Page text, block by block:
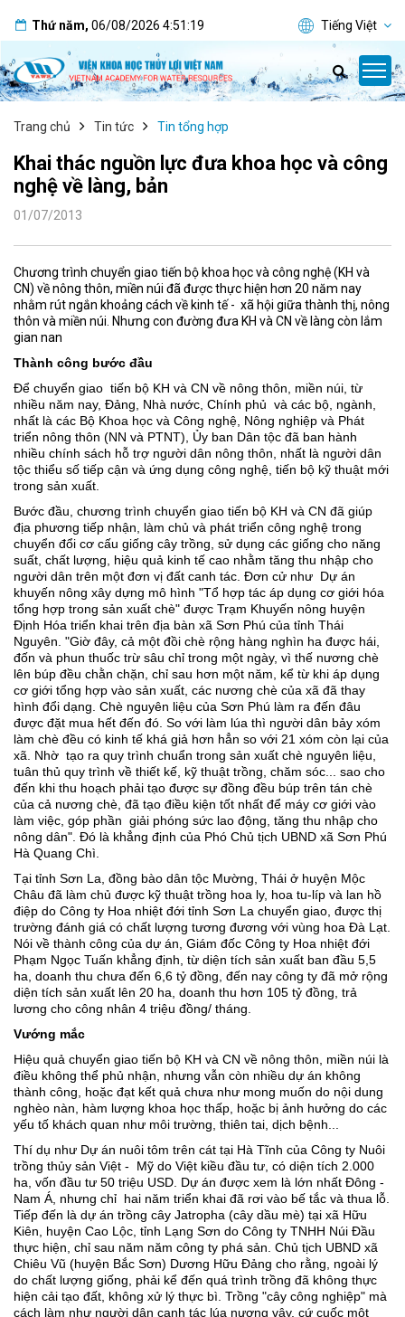
Thứ năm, 06/08/2026 4:51:19 Tiếng Việt
Trang chủ Tin tức Tin tổng hợp
Khai thác nguồn lực đưa khoa học và công
nghệ về làng, bản
01/07/2013
Chương trình chuyển giao tiến bộ khoa học và công nghệ (KH và
CN) về nông thôn, miền núi đã được thực hiện hơn 20 năm nay
nhằm rút ngắn khoảng cách về kinh tế - xã hội giữa thành thị, nông
thôn và miền núi. Nhưng con đường đưa KH và CN về làng còn lắm
gian nan
Thành công bước đầu
Ðể chuyển giao tiến bộ KH và CN về nông thôn, miền núi, từ
nhiều năm nay, Ðảng, Nhà nước, Chính phủ và các bộ, ngành,
nhất là các Bộ Khoa học và Công nghệ, Nông nghiệp và Phát
triển nông thôn (NN và PTNT), Ủy ban Dân tộc đã ban hành
nhiều chính sách hỗ trợ người dân nông thôn, nhất là người dân
tộc thiểu số tiếp cận và ứng dụng công nghệ, tiến bộ kỹ thuật mới
trong sản xuất.
Bước đầu, chương trình chuyển giao tiến bộ KH và CN đã giúp
địa phương tiếp nhận, làm chủ và phát triển công nghệ trong
chuyển đổi cơ cấu giống cây trồng, sử dụng các giống cho năng
suất, chất lượng, hiệu quả kinh tế cao nhằm tăng thu nhập cho
người dân trên một đơn vị đất canh tác. Ðơn cử như Dự án
khuyến nông xây dựng mô hình "Tổ hợp tác áp dụng cơ giới hóa
tổng hợp trong sản xuất chè" được Trạm Khuyến nông huyện
Ðịnh Hóa triển khai trên địa bàn xã Sơn Phú của tỉnh Thái
Nguyên. "Giờ đây, cả một đồi chè rộng hàng nghìn ha được hái,
đốn và phun thuốc trừ sâu chỉ trong một ngày, vì thế nương chè
lên búp đều chằn chặn, chỉ sau hơn một năm, kể từ khi áp dụng
cơ giới tổng hợp vào sản xuất, các nương chè của xã đã thay
hình đổi dạng. Chè nguyên liệu của Sơn Phú làm ra đến đâu
được đặt mua hết đến đó. So với làm lúa thì người dân bảy xóm
làm chè đều có kinh tế khá giả hơn hẳn so với 21 xóm còn lại của
xã. Nhờ tạo ra quy trình chuẩn trong sản xuất chè nguyên liệu,
tuân thủ quy trình về thiết kế, kỹ thuật trồng, chăm sóc... sao cho
đến khi thu hoạch phải tạo được sự đồng đều búp trên tán chè
của cả nương chè, đã tạo điều kiện tốt nhất để máy cơ giới vào
làm việc, góp phần giải phóng sức lao động, tăng thu nhập cho
nông dân". Ðó là khẳng định của Phó Chủ tịch UBND xã Sơn Phú
Hà Quang Chì.
Tại tỉnh Sơn La, đồng bào dân tộc Mường, Thái ở huyện Mộc
Châu đã làm chủ được kỹ thuật trồng hoa ly, hoa tu-líp và lan hồ
điệp do Công ty Hoa nhiệt đới tỉnh Sơn La chuyển giao, được thị
trường đánh giá có chất lượng tương đương với vùng hoa Ðà Lạt.
Nói về thành công của dự án, Giám đốc Công ty Hoa nhiệt đới
Phạm Ngọc Tuấn khẳng định, từ diện tích sản xuất ban đầu 5,5
ha, doanh thu chưa đến 6,6 tỷ đồng, đến nay công ty đã mở rộng
diện tích sản xuất lên 20 ha, doanh thu hơn 105 tỷ đồng, trả
lương cho công nhân 4 triệu đồng/ tháng.
Vướng mắc
Hiệu quả chuyển giao tiến bộ KH và CN về nông thôn, miền núi là
điều không thể phủ nhận, nhưng vẫn còn nhiều dự án không
thành công, hoặc đạt kết quả chưa như mong muốn do nội dung
nghèo nàn, hàm lượng khoa học thấp, hoặc bị ảnh hưởng do các
yếu tố khách quan như môi trường, thiên tai, dịch bệnh...
Thí dụ như Dự án nuôi tôm trên cát tại Hà Tĩnh của Công ty Nuôi
trồng thủy sản Việt - Mỹ do Việt kiều đầu tư, có diện tích 2.000
ha, vốn đầu tư 50 triệu USD. Dự án được xem là lớn nhất Ðông -
Nam Á, nhưng chỉ hai năm triển khai đã rơi vào bế tắc và thua lỗ.
Tiếp đến là dự án trồng cây Jatropha (cây dầu mè) tại xã Hữu
Kiên, huyện Cao Lộc, tỉnh Lạng Sơn do Công ty TNHH Núi Ðầu
thực hiện, chỉ sau năm năm công ty phá sản. Chủ tịch UBND xã
Chiêu Vũ (huyện Bắc Sơn) Dương Hữu Ðảng cho rằng, ngoài lý
do chất lượng giống, phải kể đến quá trình trồng đã không thực
hiện cải tạo đất, không xử lý thực bì. Trồng "cây công nghiệp" mà
cách làm như người dân canh tác lúa nương vậy, cứ cuốc một